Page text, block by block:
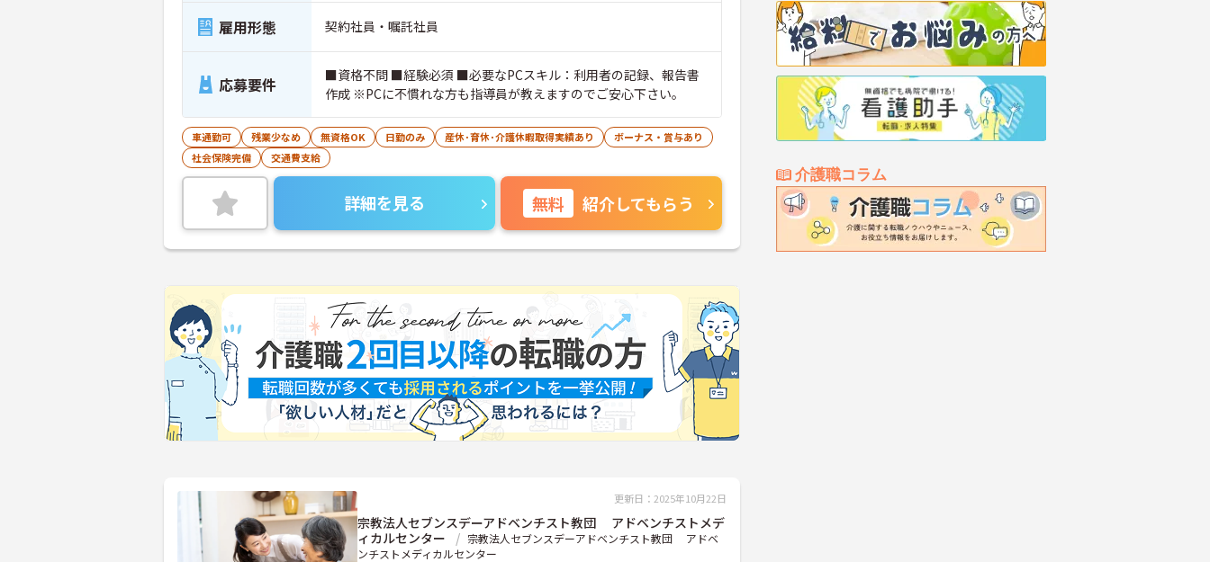
介護職コラム
雇用形態 契約社員・嘱託社員
応募要件
■資格不問 ■経験必須 ■必要なPCスキル：利用者の記録、報告書
作成 ※PCに不慣れな方も指導員が教えますのでご安心下さい。
車通勤可 残業少なめ 無資格OK 日勤のみ 産休･育休･介護休暇取得実績あり
ボーナス・賞与あり
社会保険完備
交通費支給
詳細を見る 無料 紹介してもらう
更新日：2025年10月22日
宗教法人セブンスデーアドベンチスト教団 アドベンチストメデ
ィカルセンター
宗教法人セブンスデーアドベンチスト教団 アドベ
ンチストメディカルセンター